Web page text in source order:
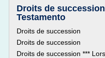
Droits de
Testamento
Droits de succession
Droits de succession
Droits de succession ***